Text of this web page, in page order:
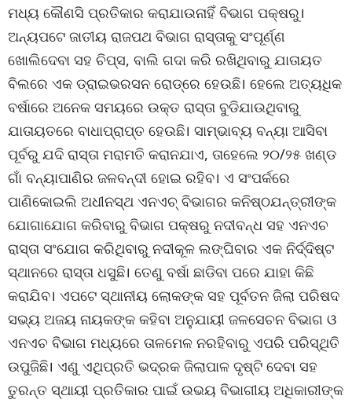
ମଧ୍ୟ କୌଣସି ପ୍ରତିକାର କରାଯାଉନାହିଁ ବିଭାଗ ପକ୍ଷରୁ।
ଅନ୍ୟପଟେ ଜାତୀୟ ରାଜପଥ ବିଭାଗ ରାସ୍ତାକୁ ସଂପୂର୍ଣ୍ଣ
ଖୋଲିଦେବା ସହ ଚିପ୍ସ, ବାଲି ଗଦା କରି ରଖିଥିବାରୁ ଯାତାୟତ
ବିଲରେ ଏକ ଡ୍ରାଇଭରସନ ରୋଡ୍‌ରେ ହେଉଛି। ହେଲେ ଅତ୍ୟଧିକ
ବର୍ଷାରେ ଅନେକ ସମୟରେ ଉକ୍ତ ରାସ୍ତା ବୁଡିଯାଉଥିବାରୁ
ଯାତାୟତରେ ବାଧାପ୍ରାପ୍ତ ହେଉଛି। ସାମ୍ଭାବ୍ୟ ବନ୍ୟା ଆସିବା
ପୂର୍ବରୁ ଯଦି ରାସ୍ତା ମରାମତି କରାନଯାଏ, ତାହେଲେ ୨୦/୨୫ ଖଣ୍ଡ
ଗାଁ ବନ୍ୟାପାଣିର ଜଳବନ୍ଦୀ ହୋଇ ରହିବ। ଏ ସଂପର୍କରେ
ପାଣିକୋଇଲି ଅଧୀନସ୍ଥ ଏନଏଚ୍ ବିଭାଗର କନିଷ୍ଠଯନ୍ତ୍ରୀଙ୍କ
ଯୋଗାଯୋଗ କରିବାରୁ ବିଭାଗ ପକ୍ଷରୁ ନଦୀବନ୍ଧ ସହ ଏନଏଚ
ରାସ୍ତା ସଂଯୋଗ କରିଥିବାରୁ ନଦୀକୂଳ ଲଙ୍ଘିବାର ଏକ ନିର୍ଦ୍ଦିଷ୍ଟ
ସ୍ଥାନରେ ରାସ୍ତା ଧସୁଛି। ତେଣୁ ବର୍ଷା ଛାଡିବା ପରେ ଯାହା କିଛି
କରାଯିବ। ଏପଟେ ସ୍ଥାନୀୟ ଲୋକଙ୍କ ସହ ପୂର୍ବତନ ଜିଲା ପରିଷଦ
ସଭ୍ୟ ଅଜୟ ନାୟକଙ୍କ କହିବା ଅନୁଯାୟୀ ଜଳସେଚନ ବିଭାଗ ଓ
ଏନଏଚ ବିଭାଗ ମଧ୍ୟରେ ତାଳମେଳ ନରହିବାରୁ ଏପରି ପରିସ୍ଥିତି
ଉପୁଜିଛି। ଏଣୁ ଏଥିପ୍ରତି ଭଦ୍ରକ ଜିଲାପାଳ ଦୃଷ୍ଟି ଦେବା ସହ
ତୁରନ୍ତ ସ୍ଥାୟୀ ପ୍ରତିକାର ପାଇଁ ଉଭୟ ବିଭାଗୀୟ ଅଧିକାରୀଙ୍କ